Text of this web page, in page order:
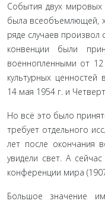
События двух мировых
была всеобъемлющей,
ряде случаев произвол
конвенции были
военнопленными от 12
культурных
14 мая 1954 г. и
Но всё это было
требует отдельного
лет после окончания
увидели свет. А
конференции мира
Большое значение